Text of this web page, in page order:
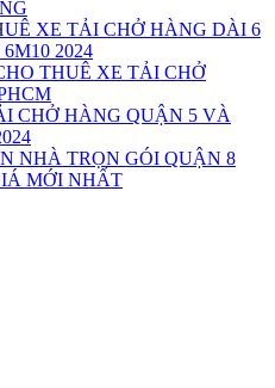
XE TẢI CHỞ HÀNG DÀI 6
2024
THUÊ XE TẢI CHỞ
CHỞ HÀNG QUẬN 5 VÀ
NHÀ TRỌN GÓI QUẬN 8
MỚI NHẤT